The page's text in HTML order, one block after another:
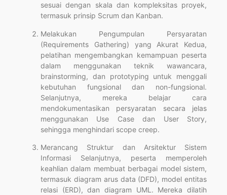
sesuai dengan skala dan kompleksitas proyek,
termasuk prinsip Scrum dan Kanban.
Melakukan Pengumpulan Persyaratan
(Requirements Gathering) yang Akurat Kedua,
pelatihan mengembangkan kemampuan peserta
dalam menggunakan teknik wawancara,
brainstorming, dan prototyping untuk menggali
kebutuhan fungsional dan non-fungsional.
Selanjutnya, mereka belajar cara
mendokumentasikan persyaratan secara jelas
menggunakan Use Case dan User Story,
sehingga menghindari scope creep.
Merancang Struktur dan Arsitektur Sistem
Informasi Selanjutnya, peserta memperoleh
keahlian dalam membuat berbagai model sistem,
termasuk diagram arus data (DFD), model entitas
relasi (ERD), dan diagram UML. Mereka dilatih